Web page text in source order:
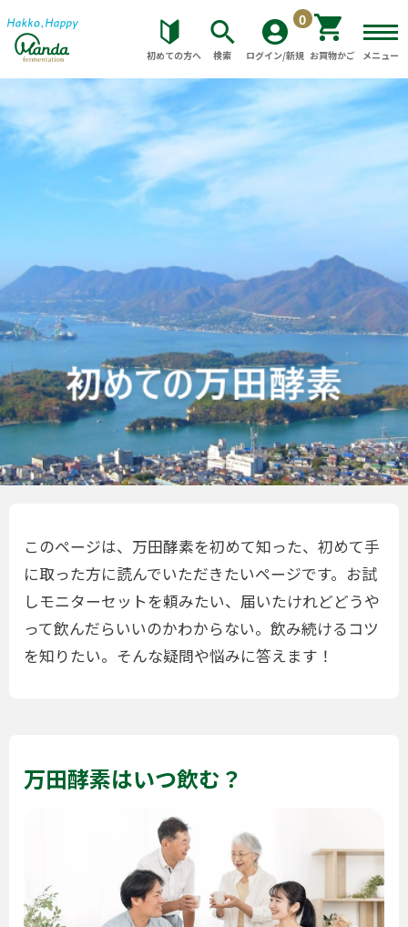
初めての方へ 検索 ログイン/新規お買物かご
0
メニュー
このページは、万田酵素を初めて知った、初めて手
に取った方に読んでいただきたいページです。お試
しモニターセットを頼みたい、届いたけれどどうや
って飲んだらいいのかわからない。飲み続けるコツ
を知りたい。そんな疑問や悩みに答えます！
万田酵素はいつ飲む？